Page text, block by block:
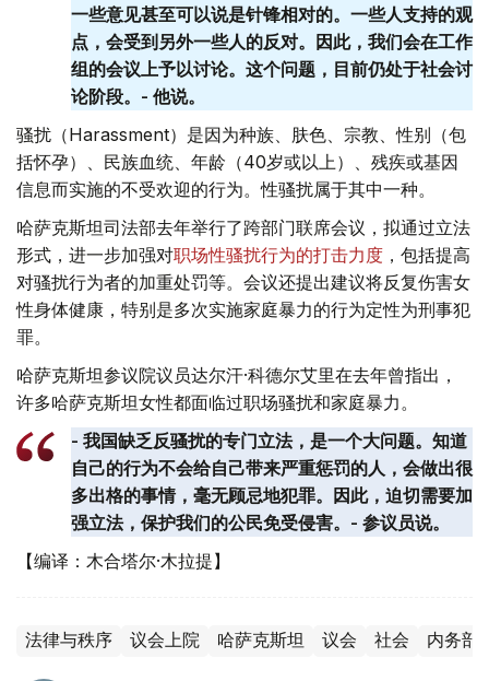
一些意见甚至可以说是针锋相对的。一些人支持的观
点，会受到另外一些人的反对。因此，我们会在工作
组的会议上予以讨论。这个问题，目前仍处于社会讨
论阶段。- 他说。
骚扰（Harassment）是因为种族、肤色、宗教、性别（包
括怀孕）、民族血统、年龄（40岁或以上）、残疾或基因
信息而实施的不受欢迎的行为。性骚扰属于其中一种。
哈萨克斯坦司法部去年举行了跨部门联席会议，拟通过立法
形式，进一步加强对职场性骚扰行为的打击力度 ，包括提高
对骚扰行为者的加重处罚等。会议还提出建议将反复伤害女
性身体健康，特别是多次实施家庭暴力的行为定性为刑事犯
罪。
哈萨克斯坦参议院议员达尔汗·科德尔艾里在去年曾指出，
许多哈萨克斯坦女性都面临过职场骚扰和家庭暴力。
- 我国缺乏反骚扰的专门立法，是一个大问题。知道
自己的行为不会给自己带来严重惩罚的人，会做出很
多出格的事情，毫无顾忌地犯罪。因此，迫切需要加
强立法，保护我们的公民免受侵害。- 参议员说。
【编译：木合塔尔·木拉提】
法律与秩序 议会上院 哈萨克斯坦 议会 社会 内务部